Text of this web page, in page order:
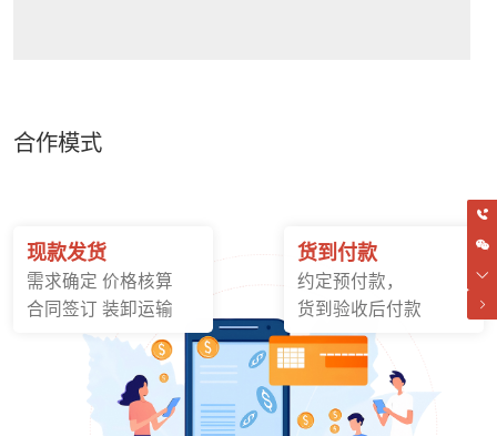
合作模式
现款发货
需求确定 价格核算
合同签订 装卸运输
货到付款
约定预付款，
货到验收后付款